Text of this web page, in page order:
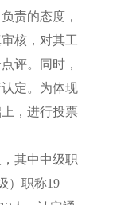
责的态度，
核，对其工
评。同时，
定。为体现
，进行投票
其中中级职
）职称19